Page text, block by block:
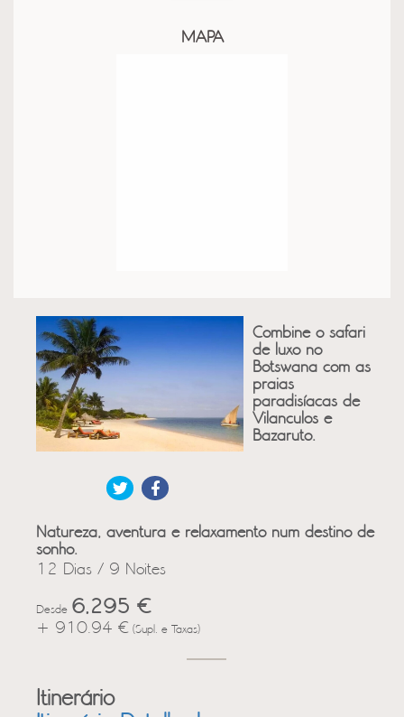
MAPA
Combine o safari
de luxo no
Botswana com as
praias
paradisíacas de
Vilanculos e
Bazaruto.
Natureza, aventura e relaxamento num destino de
sonho.
12 Dias / 9 Noites
Desde 6,295 €
+ 910.94 € (Supl. e Taxas)
Itinerário